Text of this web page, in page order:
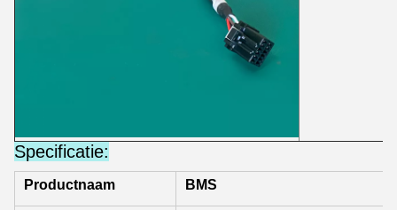
Specificatie:
Productnaam BMS